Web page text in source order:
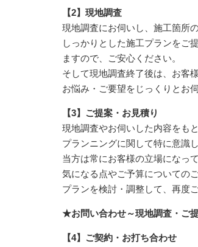
【2】現地調査
現地調査にお伺いし、施工箇所
しっかりとした施工プランをご
ますので、ご安心ください。
そして現地調査終了後は、お客
お悩み・ご要望をじっくりとお
【3】ご提案・お見積り
現地調査やお伺いした内容をも
プランニングに関して特に意識
当方は常にお客様の立場になっ
気になる点やご予算についての
プランを検討・調整して、再度
★お問い合わせ～現地調査・ご
【4】ご契約・お打ち合わせ